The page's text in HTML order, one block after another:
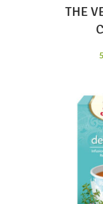
THE